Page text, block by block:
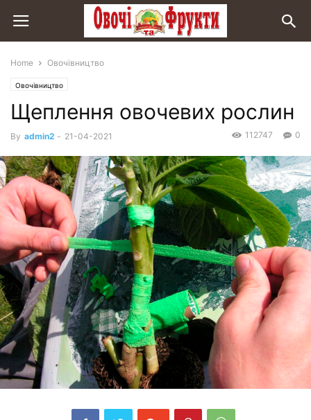
Home Овочівництво
Овочівництво
Щеплення овочевих рослин
By admin2 - 21-04-2021 0
112747